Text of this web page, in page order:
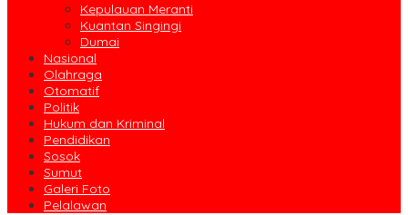
Kepulauan Meranti
Kuantan Singingi
Dumai
Nasional
Olahraga
Otomatif
Politik
Hukum dan Kriminal
Pendidikan
Sosok
Sumut
Galeri Foto
Pelalawan